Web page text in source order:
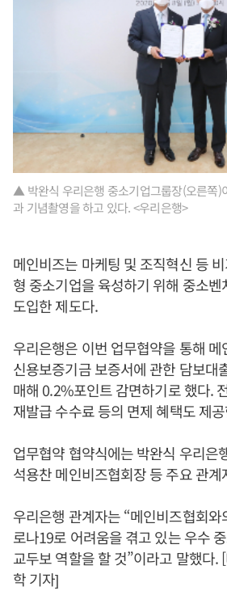
▲ 박완식 우리은행 중소기업그룹장(오른쪽)
과 기념촬영을 하고 있다. <우리은행>
메인비즈는 마케팅 및 조직혁신 등
형 중소기업을 육성하기 위해 중소
도입한 제도다.
우리은행은 이번 업무협약을 통해
신용보증기금 보증서에 관한 담보대
매해 0.2%포인트 감면하기로 했다.
재발급 수수료 등의 면제 혜택도 제
업무협약 협약식에는 박완식 우리은
석용찬 메인비즈협회장 등 주요 관계
우리은행 관계자는 “메인비즈협회
로나19로 어려움을 겪고 있는 우수
교두보 역할을 할 것”이라고 말했다.
학 기자]